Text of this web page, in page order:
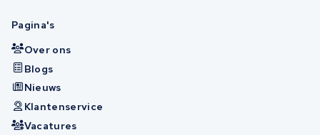
Pagina's
Over ons
Blogs
Nieuws
Klantenservice
Vacatures